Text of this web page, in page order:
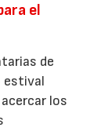
el
de
estival
los